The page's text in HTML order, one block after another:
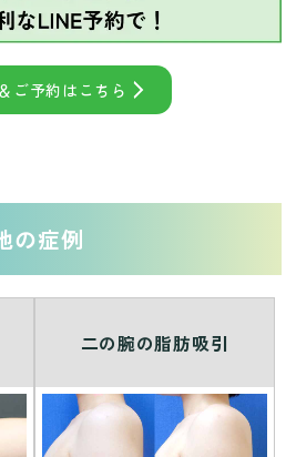
ご予約はこちら
の症例
二の腕の脂肪吸引